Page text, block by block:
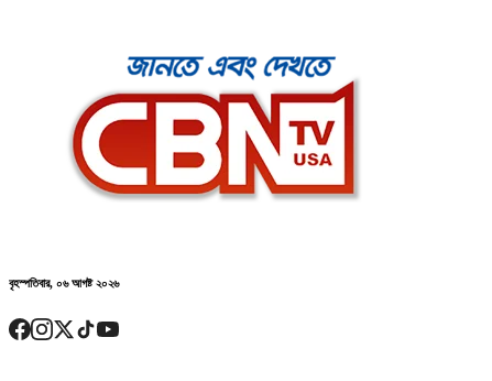
বৃহস্পতিবার, ০৬ আগষ্ট ২০২৬